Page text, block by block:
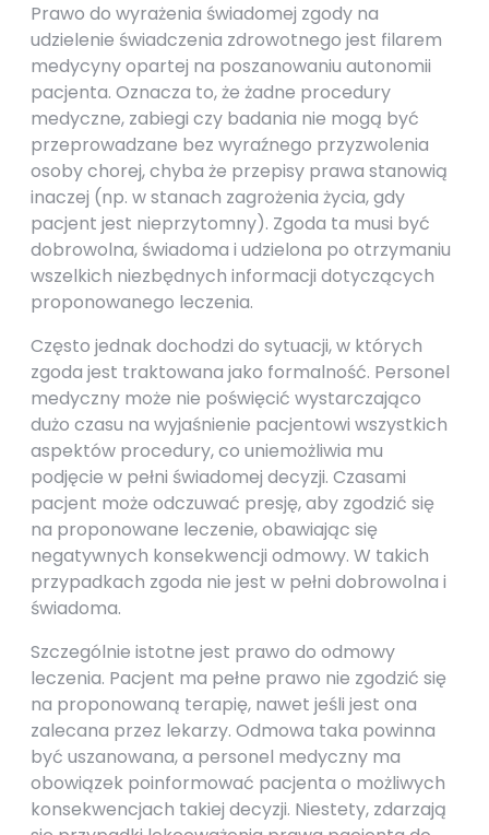
Prawo do wyrażenia świadomej zgody na
udzielenie świadczenia zdrowotnego jest filarem
medycyny opartej na poszanowaniu autonomii
pacjenta. Oznacza to, że żadne procedury
medyczne, zabiegi czy badania nie mogą być
przeprowadzane bez wyraźnego przyzwolenia
osoby chorej, chyba że przepisy prawa stanowią
inaczej (np. w stanach zagrożenia życia, gdy
pacjent jest nieprzytomny). Zgoda ta musi być
dobrowolna, świadoma i udzielona po otrzymaniu
wszelkich niezbędnych informacji dotyczących
proponowanego leczenia.
Często jednak dochodzi do sytuacji, w których
zgoda jest traktowana jako formalność. Personel
medyczny może nie poświęcić wystarczająco
dużo czasu na wyjaśnienie pacjentowi wszystkich
aspektów procedury, co uniemożliwia mu
podjęcie w pełni świadomej decyzji. Czasami
pacjent może odczuwać presję, aby zgodzić się
na proponowane leczenie, obawiając się
negatywnych konsekwencji odmowy. W takich
przypadkach zgoda nie jest w pełni dobrowolna i
świadoma.
Szczególnie istotne jest prawo do odmowy
leczenia. Pacjent ma pełne prawo nie zgodzić się
na proponowaną terapię, nawet jeśli jest ona
zalecana przez lekarzy. Odmowa taka powinna
być uszanowana, a personel medyczny ma
obowiązek poinformować pacjenta o możliwych
konsekwencjach takiej decyzji. Niestety, zdarzają